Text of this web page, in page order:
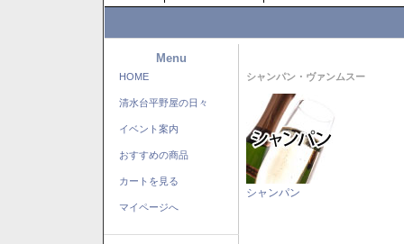
Menu
HOME
清水台平野屋の日々
イベント案内
おすすめの商品
カートを見る
マイページへ
シャンパン・ヴァンムスー
シャンパン